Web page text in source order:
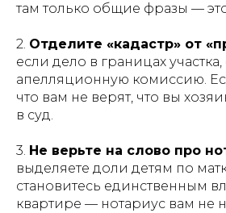
там только общие фразы —
2. Отделите «кадастр» от
если дело в границах
апелляционную комиссию.
что вам не верят, что вы
в суд.
3. Не верьте на слово про
выделяете доли детям по
становитесь единственным
квартире — нотариус вам не